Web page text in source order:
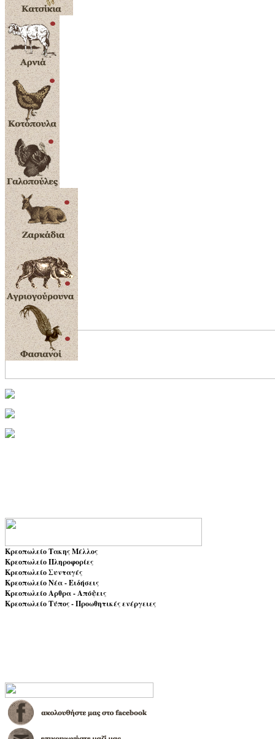
Κρεοπωλείο Τακης Μέλλος
Κρεοπωλείο Πληροφορίες
Κρεοπωλείο Συνταγές
Κρεοπωλείο Νέα - Ειδήσεις
Κρεοπωλείο Αρθρα - Απόψεις
Κρεοπωλείο Τύπος - Προωθητικές ενέργειες